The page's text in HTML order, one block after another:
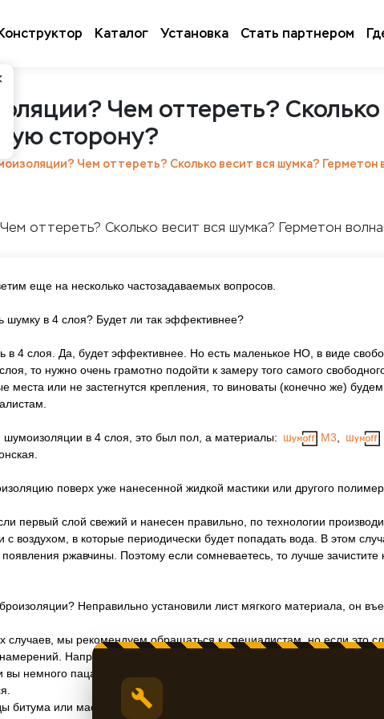
Каталог Установка Стать партнером
Чем оттереть?
сторону?
Чем оттереть? Сколько весит вся шумка? Герметон
еще на несколько частозадаваемых вопросов.
в 4 слоя? Будет ли так эффективнее?
в 4 слоя. Да, будет эффективнее. Но есть маленькое НО, в виде
то нужно очень грамотно подойти к замеру того самого
места или не застегнутся крепления, то виноваты (конечно же)
шумоизоляции в 4 слоя, это был пол, а материалы: М3
поверх уже нанесенной жидкой мастики или другого
первый слой свежий и нанесен правильно, по технологии
с воздухом, в которые периодически будет попадать вода. В этом
ржавчины. Поэтому если сомневаетесь, то лучше зачистите
Неправильно установили лист мягкого материала, он
случаев, мы рекомендуем обращаться к специалистам, но если это
Например, если вы планируете убрать штатную
немного пацарапаете кузов, то после обезжиривания и нанесения
битума или мастики, то подойдут либо специальные средства,